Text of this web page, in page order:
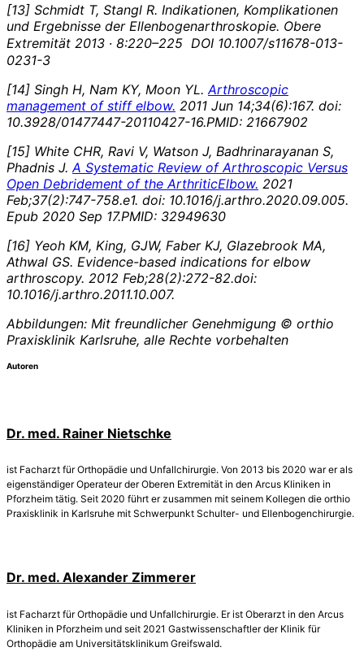
[13] Schmidt T, Stangl R. Indikationen, Komplikationen
und Ergebnisse der Ellenbogenarthroskopie. Obere
Extremität 2013 ∙ 8:220–225 DOI 10.1007/s11678-013-
0231-3
[14] Singh H, Nam KY, Moon YL. Arthroscopic
management of stiff elbow. 2011 Jun 14;34(6):167. doi:
10.3928/01477447-20110427-16.PMID: 21667902
[15] White CHR, Ravi V, Watson J, Badhrinarayanan S,
Phadnis J. A Systematic Review of Arthroscopic Versus
Open Debridement of the ArthriticElbow. 2021
Feb;37(2):747-758.e1. doi: 10.1016/j.arthro.2020.09.005.
Epub 2020 Sep 17.PMID: 32949630
[16] Yeoh KM, King, GJW, Faber KJ, Glazebrook MA,
Athwal GS. Evidence-based indications for elbow
arthroscopy. 2012 Feb;28(2):272-82.doi:
10.1016/j.arthro.2011.10.007.
Abbildungen: Mit freundlicher Genehmigung © orthio
Praxisklinik Karlsruhe, alle Rechte vorbehalten
Autoren
Dr. med. Rainer Nietschke
ist Facharzt für Orthopädie und Unfallchirurgie. Von 2013 bis 2020 war er als
eigenständiger Operateur der Oberen Extremität in den Arcus Kliniken in
Pforzheim tätig. Seit 2020 führt er zusammen mit seinem Kollegen die orthio
Praxisklinik in Karlsruhe mit Schwerpunkt Schulter- und Ellenbogenchirurgie.
Dr. med. Alexander Zimmerer
ist Facharzt für Orthopädie und Unfallchirurgie. Er ist Oberarzt in den Arcus
Kliniken in Pforzheim und seit 2021 Gastwissenschaftler der Klinik für
Orthopädie am Universitätsklinikum Greifswald.